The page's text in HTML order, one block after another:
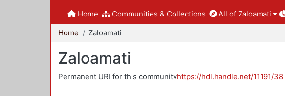
Home Communities & Collections All of Zaloamati
Home Zaloamati
Zaloamati
Permanent URI for this communityhttps://hdl.handle.net/11191/38